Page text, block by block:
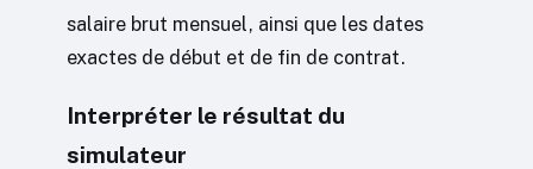
salaire brut mensuel, ainsi que les dates
exactes de début et de fin de contrat.
Interpréter le résultat du
simulateur